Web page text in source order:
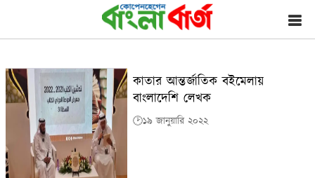
কাতার আন্তর্জাতিক বইমেলায়
বাংলাদেশি লেখক
🕑১৯ জানুয়ারি ২০২২